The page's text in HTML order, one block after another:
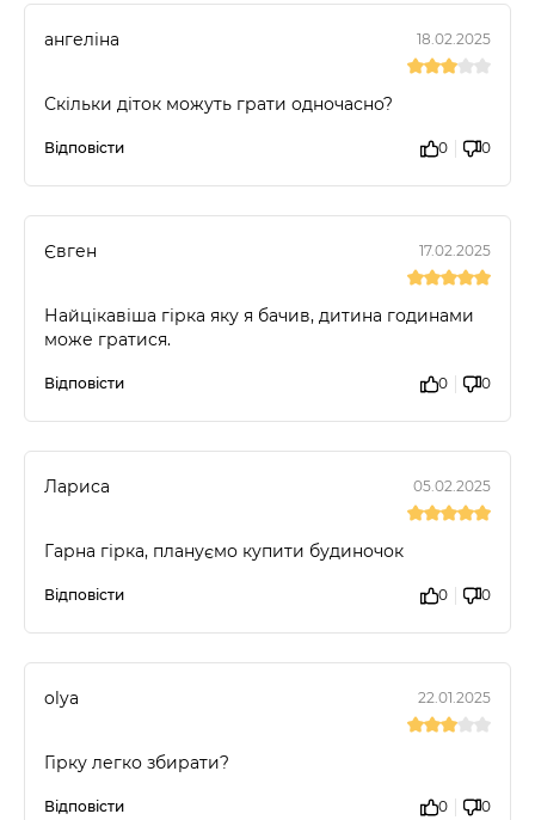
ангеліна 18.02.2025
Скільки діток можуть грати одночасно?
Відповісти 0 0
Євген 17.02.2025
Найцікавіша гірка яку я бачив, дитина годинами
може гратися.
Відповісти 0 0
Лариса 05.02.2025
Гарна гірка, плануємо купити будиночок
Відповісти 0 0
olya 22.01.2025
Гірку легко збирати?
Відповісти 0 0